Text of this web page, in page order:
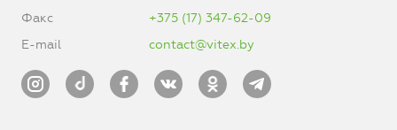
Факс
+375 (17) 347-62-09
E-mail
contact@vitex.by